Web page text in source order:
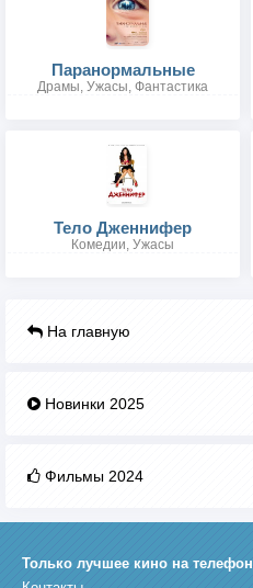
Паранормальные
Драмы, Ужасы, Фантастика
Тело Дженнифер
Комедии, Ужасы
На главную
Новинки 2025
Фильмы 2024
Только лучшее кино на телефон